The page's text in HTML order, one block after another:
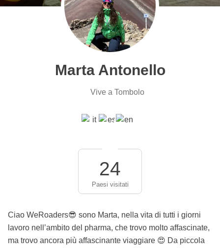
Marta Antonello
Vive a Tombolo
24
Paesi visitati
Ciao WeRoaders😎 sono Marta, nella vita di tutti i giorni
lavoro nell’ambito del pharma, che trovo molto affascinate,
ma trovo ancora più affascinante viaggiare 😍 Da piccola